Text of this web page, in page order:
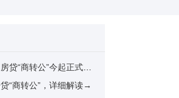
“商转公”，详细解读→